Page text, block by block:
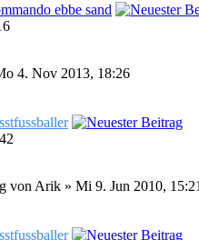
ebbe sand
4. Nov 2013, 18:26
von Arik » Mi 9. Jun 2010,